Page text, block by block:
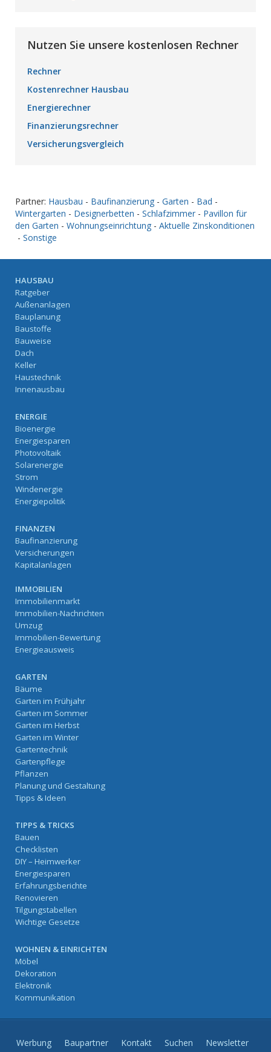
Nutzen Sie unsere kostenlosen Rechner
Rechner
Kostenrechner Hausbau
Energierechner
Finanzierungsrechner
Versicherungsvergleich
Partner: Hausbau - Baufinanzierung - Garten - Bad -
Wintergarten - Designerbetten - Schlafzimmer - Pavillon für
den Garten - Wohnungseinrichtung - Aktuelle Zinskonditionen
- Sonstige
HAUSBAU
Ratgeber
Außenanlagen
Bauplanung
Baustoffe
Bauweise
Dach
Keller
Haustechnik
Innenausbau
ENERGIE
Bioenergie
Energiesparen
Photovoltaik
Solarenergie
Strom
Windenergie
Energiepolitik
FINANZEN
Baufinanzierung
Versicherungen
Kapitalanlagen
IMMOBILIEN
Immobilienmarkt
Immobilien-Nachrichten
Umzug
Immobilien-Bewertung
Energieausweis
GARTEN
Bäume
Garten im Frühjahr
Garten im Sommer
Garten im Herbst
Garten im Winter
Gartentechnik
Gartenpflege
Pflanzen
Planung und Gestaltung
Tipps & Ideen
TIPPS & TRICKS
Bauen
Checklisten
DIY – Heimwerker
Energiesparen
Erfahrungsberichte
Renovieren
Tilgungstabellen
Wichtige Gesetze
WOHNEN & EINRICHTEN
Möbel
Dekoration
Elektronik
Kommunikation
Werbung Baupartner Kontakt Suchen Newsletter